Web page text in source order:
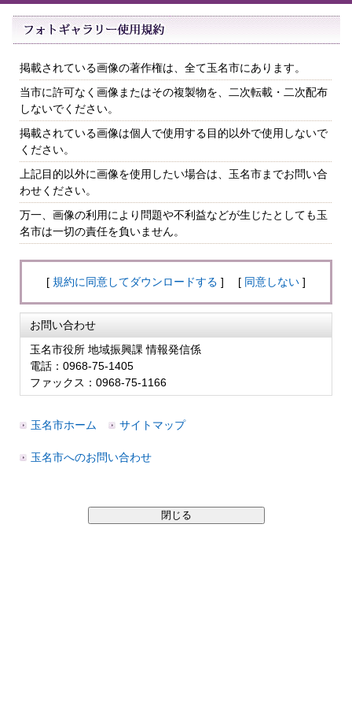
掲載されている画像の著作権は、全て玉名市にあります。
当市に許可なく画像またはその複製物を、二次転載・二次配布
しないでください。
掲載されている画像は個人で使用する目的以外で使用しないで
ください。
上記目的以外に画像を使用したい場合は、玉名市までお問い合
わせください。
万一、画像の利用により問題や不利益などが生じたとしても玉
名市は一切の責任を負いません。
[ 規約に同意してダウンロードする ] [ 同意しない ]
お問い合わせ
玉名市役所 地域振興課 情報発信係
電話：0968-75-1405
ファックス：0968-75-1166
玉名市ホーム サイトマップ
玉名市へのお問い合わせ